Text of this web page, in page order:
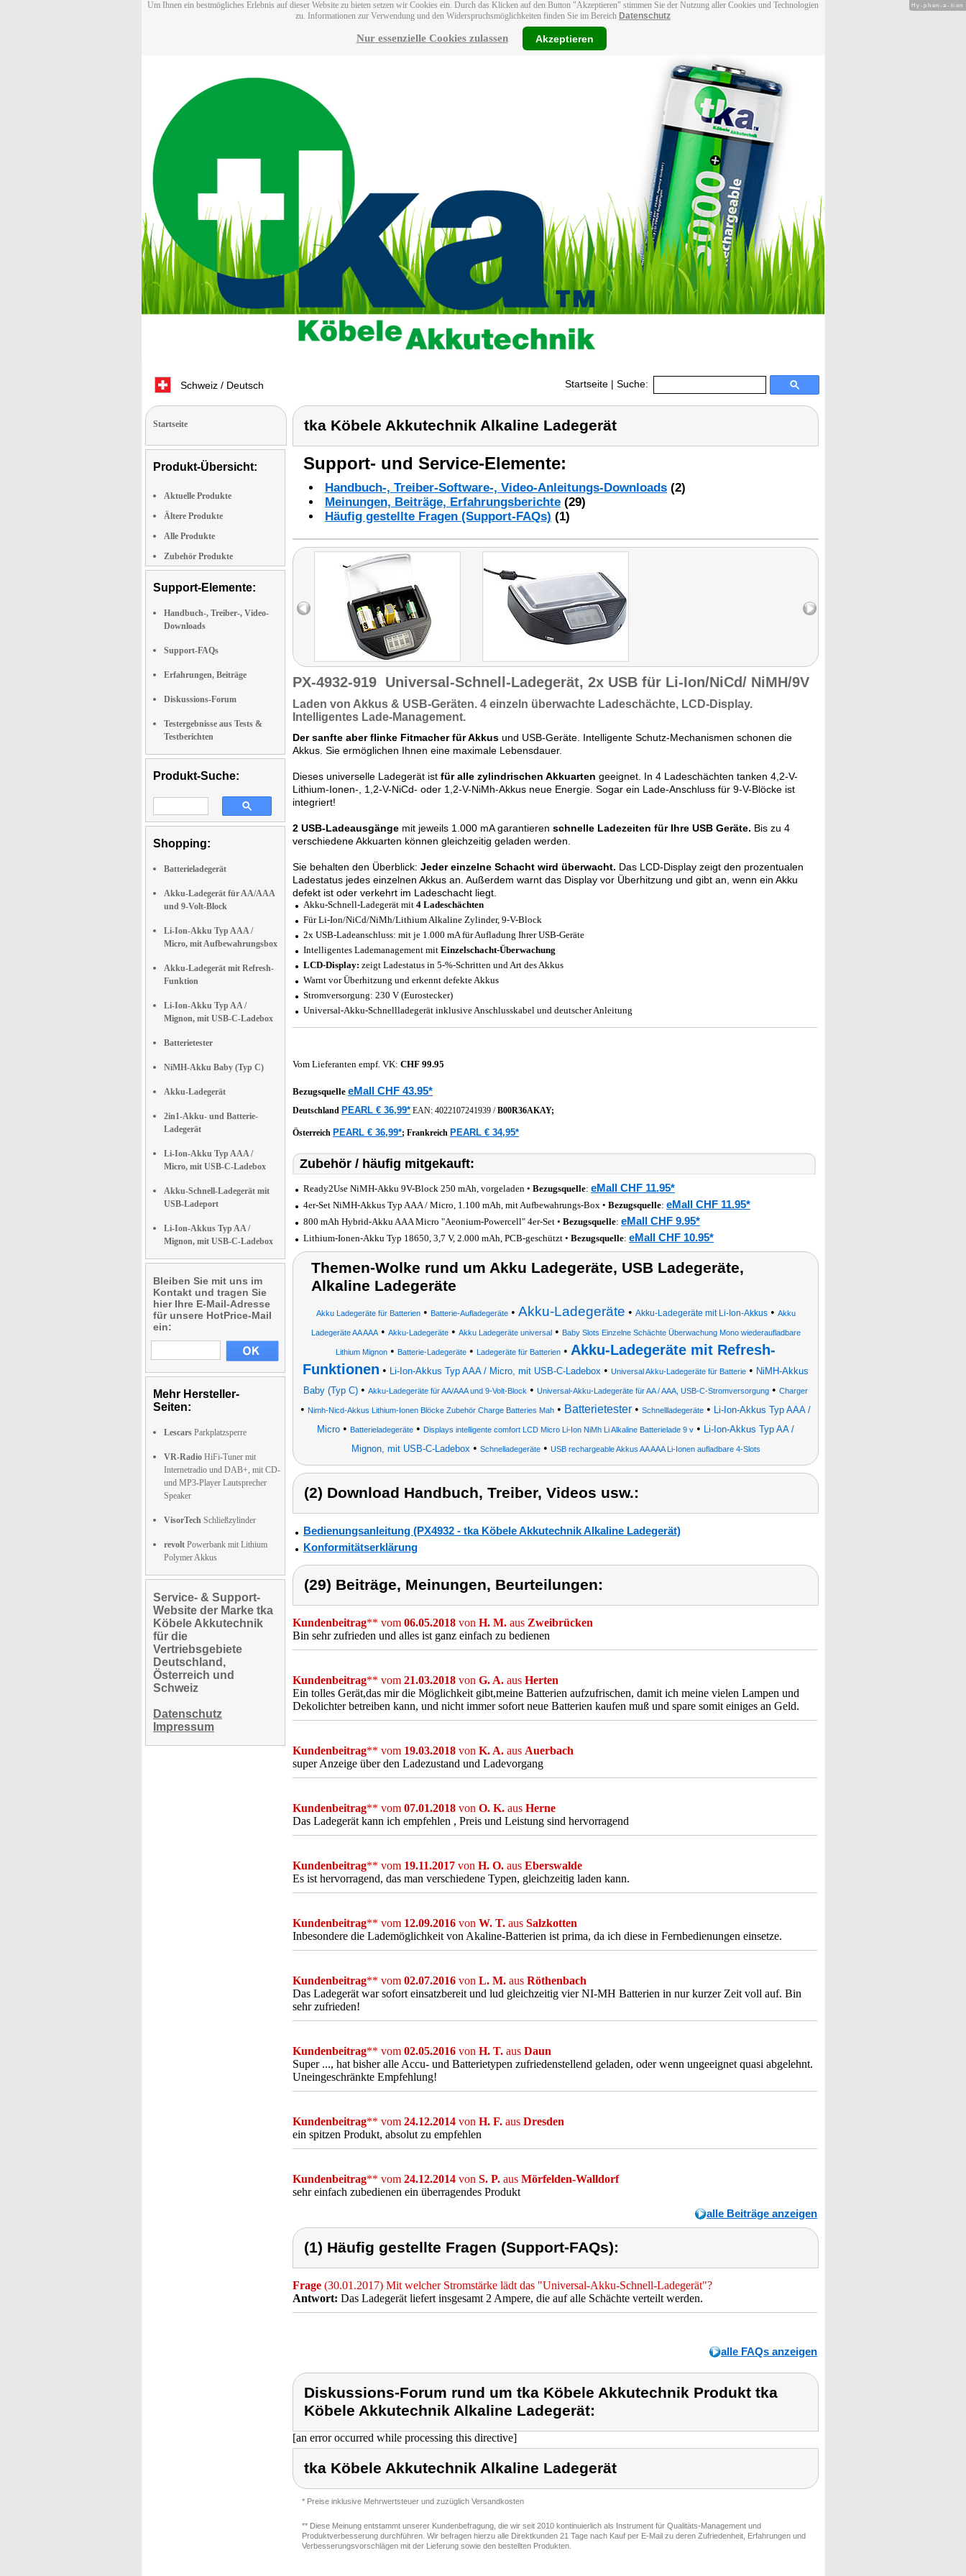
Um Ihnen ein bestmögliches Erlebnis auf dieser Website zu bieten setzen wir Cookies ein. Durch das Klicken auf den Button "Akzeptieren" stimmen Sie der Nutzung aller Cookies und Technologien
zu. Informationen zur Verwendung und den Widerspruchsmöglichkeiten finden Sie im Bereich Datenschutz
Nur essenzielle Cookies zulassen Akzeptieren
Schweiz / Deutsch Startseite | Suche:
Startseite
Produkt-Übersicht:
Aktuelle Produkte
Ältere Produkte
Alle Produkte
Zubehör Produkte
Support-Elemente:
Handbuch-, Treiber-, Video-
Downloads
Support-FAQs
Erfahrungen, Beiträge
Diskussions-Forum
Testergebnisse aus Tests &
Testberichten
Produkt-Suche:
Shopping:
Batterieladegerät
Akku-Ladegerät für AA/AAA
und 9-Volt-Block
Li-Ion-Akku Typ AAA /
Micro, mit Aufbewahrungsbox
Akku-Ladegerät mit Refresh-
Funktion
Li-Ion-Akku Typ AA /
Mignon, mit USB-C-Ladebox
Batterietester
NiMH-Akku Baby (Typ C)
Akku-Ladegerät
2in1-Akku- und Batterie-
Ladegerät
Li-Ion-Akku Typ AAA /
Micro, mit USB-C-Ladebox
Akku-Schnell-Ladegerät mit
USB-Ladeport
Li-Ion-Akkus Typ AA /
Mignon, mit USB-C-Ladebox
Bleiben Sie mit uns im
Kontakt und tragen Sie
hier Ihre E-Mail-Adresse
für unsere HotPrice-Mail
ein:
Mehr Hersteller-
Seiten:
Lescars Parkplatzsperre
VR-Radio HiFi-Tuner mit
Internetradio und DAB+, mit CD-
und MP3-Player Lautsprecher
Speaker
VisorTech Schließzylinder
revolt Powerbank mit Lithium
Polymer Akkus
Service- & Support-
Website der Marke tka
Köbele Akkutechnik
für die
Vertriebsgebiete
Deutschland,
Österreich und
Schweiz
Datenschutz
Impressum
tka Köbele Akkutechnik Alkaline Ladegerät
Support- und Service-Elemente:
Handbuch-, Treiber-Software-, Video-Anleitungs-Downloads (2)
Meinungen, Beiträge, Erfahrungsberichte (29)
Häufig gestellte Fragen (Support-FAQs) (1)
PX-4932-919 Universal-Schnell-Ladegerät, 2x USB für Li-Ion/NiCd/ NiMH/9V
Laden von Akkus & USB-Geräten. 4 einzeln überwachte Ladeschächte, LCD-Display.
Intelligentes Lade-Management.
Der sanfte aber flinke Fitmacher für Akkus und USB-Geräte. Intelligente Schutz-Mechanismen schonen die
Akkus. Sie ermöglichen Ihnen eine maximale Lebensdauer.
Dieses universelle Ladegerät ist für alle zylindrischen Akkuarten geeignet. In 4 Ladeschächten tanken 4,2-V-
Lithium-Ionen-, 1,2-V-NiCd- oder 1,2-V-NiMh-Akkus neue Energie. Sogar ein Lade-Anschluss für 9-V-Blöcke ist
integriert!
2 USB-Ladeausgänge mit jeweils 1.000 mA garantieren schnelle Ladezeiten für Ihre USB Geräte. Bis zu 4
verschiedene Akkuarten können gleichzeitig geladen werden.
Sie behalten den Überblick: Jeder einzelne Schacht wird überwacht. Das LCD-Display zeigt den prozentualen
Ladestatus jedes einzelnen Akkus an. Außerdem warnt das Display vor Überhitzung und gibt an, wenn ein Akku
defekt ist oder verkehrt im Ladeschacht liegt.
Akku-Schnell-Ladegerät mit 4 Ladeschächten
Für Li-Ion/NiCd/NiMh/Lithium Alkaline Zylinder, 9-V-Block
2x USB-Ladeanschluss: mit je 1.000 mA für Aufladung Ihrer USB-Geräte
Intelligentes Lademanagement mit Einzelschacht-Überwachung
LCD-Display: zeigt Ladestatus in 5-%-Schritten und Art des Akkus
Warnt vor Überhitzung und erkennt defekte Akkus
Stromversorgung: 230 V (Eurostecker)
Universal-Akku-Schnellladegerät inklusive Anschlusskabel und deutscher Anleitung
Vom Lieferanten empf. VK: CHF 99.95
Bezugsquelle eMall CHF 43.95*
Deutschland PEARL € 36,99* EAN: 4022107241939 /B00R36AKAY;
Österreich PEARL € 36,99*; Frankreich PEARL € 34,95*
Zubehör / häufig mitgekauft:
Ready2Use NiMH-Akku 9V-Block 250 mAh, vorgeladen • Bezugsquelle: eMall CHF 11.95*
4er-Set NiMH-Akkus Typ AAA / Micro, 1.100 mAh, mit Aufbewahrungs-Box • Bezugsquelle: eMall CHF 11.95*
800 mAh Hybrid-Akku AAA Micro "Aeonium-Powercell" 4er-Set • Bezugsquelle: eMall CHF 9.95*
Lithium-Ionen-Akku Typ 18650, 3,7 V, 2.000 mAh, PCB-geschützt • Bezugsquelle: eMall CHF 10.95*
Themen-Wolke rund um Akku Ladegeräte, USB Ladegeräte,
Alkaline Ladegeräte
Akku Ladegeräte für Batterien• Batterie-Aufladegeräte• Akku-Ladegeräte • Akku-Ladegeräte mit Li-Ion-Akkus• Akku
Ladegeräte AA AAA• Akku-Ladegeräte• Akku Ladegeräte universal• Baby Slots Einzelne Schächte Überwachung Mono wiederaufladbare
Lithium Mignon • Batterie-Ladegeräte • Ladegeräte für Batterien • Akku-Ladegeräte mit Refresh-
Funktionen • Li-Ion-Akkus Typ AAA / Micro, mit USB-C-Ladebox • Universal Akku-Ladegeräte für Batterie • NiMH-Akkus
Baby (Typ C) • Akku-Ladegeräte für AA/AAA und 9-Volt-Block • Universal-Akku-Ladegeräte für AA / AAA, USB-C-Stromversorgung • Charger
• Nimh-Nicd-Akkus Lithium-Ionen Blöcke Zubehör Charge Batteries Mah • Batterietester • Schnellladegeräte • Li-Ion-Akkus Typ AAA /
Micro • Batterieladegeräte • Displays intelligente comfort LCD Micro Li-Ion NiMh Li Alkaline Batterielade 9 v • Li-Ion-Akkus Typ AA /
Mignon, mit USB-C-Ladebox • Schnelladegeräte• USB rechargeable Akkus AA AAA Li-Ionen aufladbare 4-Slots
(2) Download Handbuch, Treiber, Videos usw.:
Bedienungsanleitung (PX4932 - tka Köbele Akkutechnik Alkaline Ladegerät)
Konformitätserklärung
(29) Beiträge, Meinungen, Beurteilungen:
Kundenbeitrag** vom 06.05.2018 von H. M. aus Zweibrücken
Bin sehr zufrieden und alles ist ganz einfach zu bedienen
Kundenbeitrag** vom 21.03.2018 von G. A. aus Herten
Ein tolles Gerät,das mir die Möglichkeit gibt,meine Batterien aufzufrischen, damit ich meine vielen Lampen und
Dekolichter betreiben kann, und nicht immer sofort neue Batterien kaufen muß und spare somit einiges an Geld.
Kundenbeitrag** vom 19.03.2018 von K. A. aus Auerbach
super Anzeige über den Ladezustand und Ladevorgang
Kundenbeitrag** vom 07.01.2018 von O. K. aus Herne
Das Ladegerät kann ich empfehlen , Preis und Leistung sind hervorragend
Kundenbeitrag** vom 19.11.2017 von H. O. aus Eberswalde
Es ist hervorragend, das man verschiedene Typen, gleichzeitig laden kann.
Kundenbeitrag** vom 12.09.2016 von W. T. aus Salzkotten
Inbesondere die Lademöglichkeit von Akaline-Batterien ist prima, da ich diese in Fernbedienungen einsetze.
Kundenbeitrag** vom 02.07.2016 von L. M. aus Röthenbach
Das Ladegerät war sofort einsatzbereit und lud gleichzeitig vier NI-MH Batterien in nur kurzer Zeit voll auf. Bin
sehr zufrieden!
Kundenbeitrag** vom 02.05.2016 von H. T. aus Daun
Super ..., hat bisher alle Accu- und Batterietypen zufriedenstellend geladen, oder wenn ungeeignet quasi abgelehnt.
Uneingeschränkte Empfehlung!
Kundenbeitrag** vom 24.12.2014 von H. F. aus Dresden
ein spitzen Produkt, absolut zu empfehlen
Kundenbeitrag** vom 24.12.2014 von S. P. aus Mörfelden-Walldorf
sehr einfach zubedienen ein überragendes Produkt
alle Beiträge anzeigen
(1) Häufig gestellte Fragen (Support-FAQs):
Frage (30.01.2017) Mit welcher Stromstärke lädt das "Universal-Akku-Schnell-Ladegerät"?
Antwort: Das Ladegerät liefert insgesamt 2 Ampere, die auf alle Schächte verteilt werden.
alle FAQs anzeigen
Diskussions-Forum rund um tka Köbele Akkutechnik Produkt tka
Köbele Akkutechnik Alkaline Ladegerät:
[an error occurred while processing this directive]
tka Köbele Akkutechnik Alkaline Ladegerät
* Preise inklusive Mehrwertsteuer und zuzüglich Versandkosten
** Diese Meinung entstammt unserer Kundenbefragung, die wir seit 2010 kontinuierlich als Instrument für Qualitäts-Management und
Produktverbesserung durchführen. Wir befragen hierzu alle Direktkunden 21 Tage nach Kauf per E-Mail zu deren Zufriedenheit, Erfahrungen und
Verbesserungsvorschlägen mit der Lieferung sowie den bestellten Produkten.
Hy-phen-a-tion